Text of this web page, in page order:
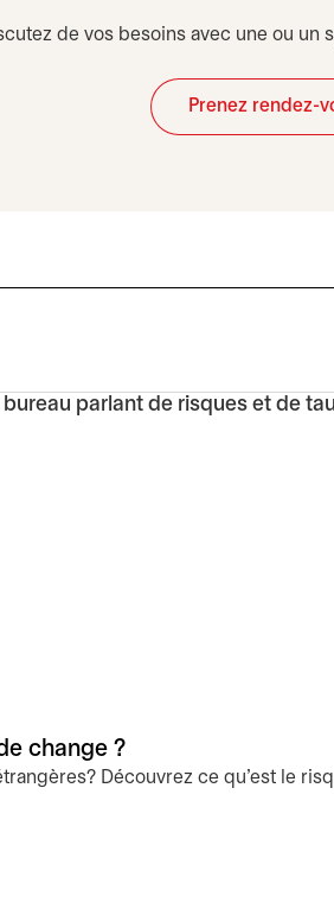
de vos besoins avec une ou un
Prenez rendez-
change ?
Découvrez ce qu’est le